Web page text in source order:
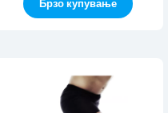
Брзо купување